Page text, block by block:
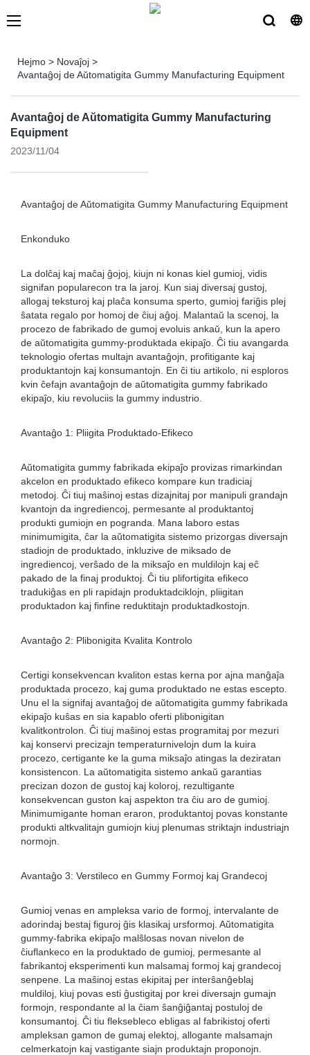
Hejmo > Novaĵoj >
Avantaĝoj de Aŭtomatigita Gummy Manufacturing Equipment
Avantaĝoj de Aŭtomatigita Gummy Manufacturing
Equipment
2023/11/04
Avantaĝoj de Aŭtomatigita Gummy Manufacturing Equipment
Enkonduko
La dolĉaj kaj maĉaj ĝojoj, kiujn ni konas kiel gumioj, vidis
signifan popularecon tra la jaroj. Kun siaj diversaj gustoj,
allogaj teksturoj kaj plaĉa konsuma sperto, gumioj fariĝis plej
ŝatata regalo por homoj de ĉiuj aĝoj. Malantaŭ la scenoj, la
procezo de fabrikado de gumoj evoluis ankaŭ, kun la apero
de aŭtomatigita gummy-produktada ekipaĵo. Ĉi tiu avangarda
teknologio ofertas multajn avantaĝojn, profitigante kaj
produktantojn kaj konsumantojn. En ĉi tiu artikolo, ni esploros
kvin ĉefajn avantaĝojn de aŭtomatigita gummy fabrikado
ekipaĵo, kiu revoluciis la gummy industrio.
Avantaĝo 1: Pliigita Produktado-Efikeco
Aŭtomatigita gummy fabrikada ekipaĵo provizas rimarkindan
akcelon en produktado efikeco kompare kun tradiciaj
metodoj. Ĉi tiuj maŝinoj estas dizajnitaj por manipuli grandajn
kvantojn da ingrediencoj, permesante al produktantoj
produkti gumiojn en pogranda. Mana laboro estas
minimumigita, ĉar la aŭtomatigita sistemo prizorgas diversajn
stadiojn de produktado, inkluzive de miksado de
ingrediencoj, verŝado de la miksaĵo en muldilojn kaj eĉ
pakado de la finaj produktoj. Ĉi tiu plifortigita efikeco
tradukiĝas en pli rapidajn produktadciklojn, pliigitan
produktadon kaj finfine reduktitajn produktadkostojn.
Avantaĝo 2: Plibonigita Kvalita Kontrolo
Certigi konsekvencan kvaliton estas kerna por ajna manĝaĵa
produktada procezo, kaj guma produktado ne estas escepto.
Unu el la signifaj avantaĝoj de aŭtomatigita gummy fabrikada
ekipaĵo kuŝas en sia kapablo oferti plibonigitan
kvalitkontrolon. Ĉi tiuj maŝinoj estas programitaj por mezuri
kaj konservi precizajn temperaturnivelojn dum la kuira
procezo, certigante ke la guma miksaĵo atingas la deziratan
konsistencon. La aŭtomatigita sistemo ankaŭ garantias
precizan dozon de gustoj kaj koloroj, rezultigante
konsekvencan guston kaj aspekton tra ĉiu aro de gumioj.
Minimumigante homan eraron, produktantoj povas konstante
produkti altkvalitajn gumiojn kiuj plenumas striktajn industriajn
normojn.
Avantaĝo 3: Verstileco en Gummy Formoj kaj Grandecoj
Gumioj venas en ampleksa vario de formoj, intervalante de
adorindaj bestaj figuroj ĝis klasikaj ursformoj. Aŭtomatigita
gummy-fabrika ekipaĵo malŝlosas novan nivelon de
ĉiuflankeco en la produktado de gumioj, permesante al
fabrikantoj eksperimenti kun malsamaj formoj kaj grandecoj
senpene. La maŝinoj estas ekipitaj per interŝanĝeblaj
muldiloj, kiuj povas esti ĝustigitaj por krei diversajn gumajn
formojn, respondante al la ĉiam ŝanĝiĝantaj postuloj de
konsumantoj. Ĉi tiu fleksebleco ebligas al fabrikistoj oferti
ampleksan gamon de gumaj elektoj, allogante malsamajn
celmerkatojn kaj vastigante siajn produktajn proponojn.